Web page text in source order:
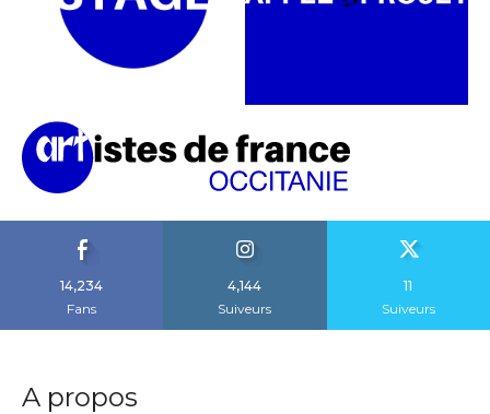
14,234
Fans
4,144
Suiveurs
11
Suiveurs
A propos